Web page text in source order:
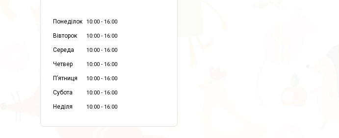
Понеділок 10:00 16:00
Вівторок 10:00 16:00
Середа 10:00 16:00
Четвер 10:00 16:00
Пʼятниця 10:00 16:00
Субота 10:00 16:00
Неділя 10:00 16:00